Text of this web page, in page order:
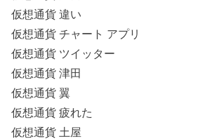
仮想通貨 違い
仮想通貨 チャート アプリ
仮想通貨 ツイッター
仮想通貨 津田
仮想通貨 翼
仮想通貨 疲れた
仮想通貨 土屋